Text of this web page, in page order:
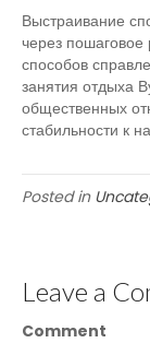
Выстраивание
через пошаговое
способов
занятия отдыха
общественных
стабильности к
Posted in
Leave a
Comment